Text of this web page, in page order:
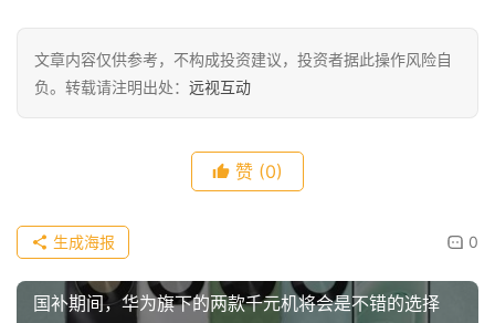
文章内容仅供参考，不构成投资建议，投资者据此操作风险自
负。转载请注明出处： 远视互动
赞 (0)
0
生成海报
国补期间，华为旗下的两款千元机将会是不错的选择